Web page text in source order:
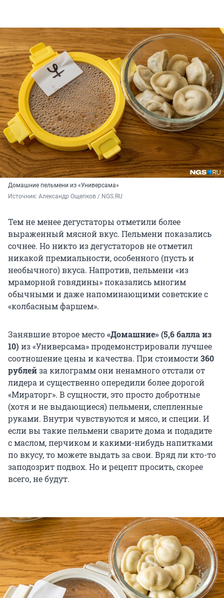
Домашние пельмени из «Универсама»
Источник: Александр Ощепков / NGS.RU
Тем не менее дегустаторы отметили более
выраженный мясной вкус. Пельмени показались
сочнее. Но никто из дегустаторов не отметил
никакой премиальности, особенного (пусть и
необычного) вкуса. Напротив, пельмени «из
мраморной говядины» показались многим
обычными и даже напоминающими советские с
«колбасным фаршем».
Занявшие второе место«Домашние» (5,6 балла из
10) из «Универсама» продемонстрировали лучшее
соотношение цены и качества. При стоимости360
рублейза килограмм они ненамного отстали от
лидера и существенно опередили более дорогой
«Мираторг». В сущности, это просто добротные
(хотя и не выдающиеся) пельмени, слепленные
руками. Внутри чувствуются и мясо, и специи. И
если вы такие пельмени сварите дома и подадите
с маслом, перчиком и какими-нибудь напитками
по вкусу, то можете выдать за свои. Вряд ли кто-то
заподозрит подвох. Но и рецепт просить, скорее
всего, не будут.